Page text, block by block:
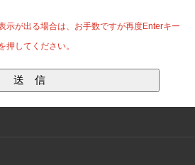
示が出る場合は、お手数ですが再度Enterキー
押してください。